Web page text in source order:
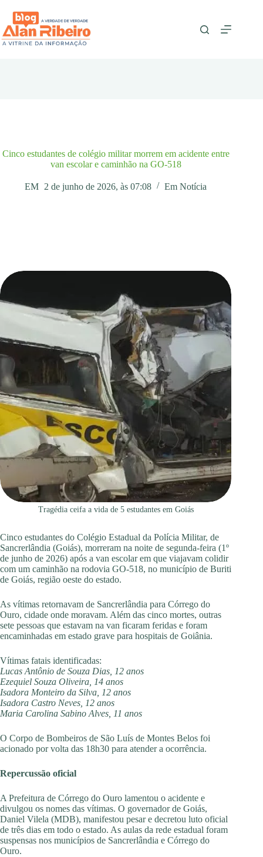
para
conteúdo
Cinco estudantes de colégio militar morrem em acidente entre
van escolar e caminhão na GO-518
EM 2 de junho de 2026, às 07:08 Em Notícia
Tragédia ceifa a vida de 5 estudantes em Goiás
Cinco estudantes do Colégio Estadual da Polícia Militar, de
Sancrerlândia (Goiás), morreram na noite de segunda-feira (1º
de junho de 2026) após a van escolar em que viajavam colidir
com um caminhão na rodovia GO-518, no município de Buriti
de Goiás, região oeste do estado.
As vítimas retornavam de Sancrerlândia para Córrego do
Ouro, cidade onde moravam. Além das cinco mortes, outras
sete pessoas que estavam na van ficaram feridas e foram
encaminhadas em estado grave para hospitais de Goiânia.
Vítimas fatais identificadas:
Lucas Antônio de Souza Dias, 12 anos
Ezequiel Souza Oliveira, 14 anos
Isadora Monteiro da Silva, 12 anos
Isadora Castro Neves, 12 anos
Maria Carolina Sabino Alves, 11 anos
O Corpo de Bombeiros de São Luís de Montes Belos foi
acionado por volta das 18h30 para atender a ocorrência.
Repercussão oficial
A Prefeitura de Córrego do Ouro lamentou o acidente e
divulgou os nomes das vítimas. O governador de Goiás,
Daniel Vilela (MDB), manifestou pesar e decretou luto oficial
de três dias em todo o estado. As aulas da rede estadual foram
suspensas nos municípios de Sancrerlândia e Córrego do
Ouro.